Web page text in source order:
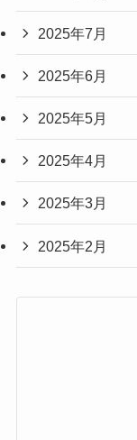
2025年7月
2025年6月
2025年5月
2025年4月
2025年3月
2025年2月